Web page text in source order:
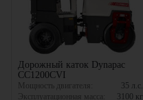
Дорожный каток Dynapac
CC1200CVI
Мощность двигателя: 35 л.с.
Эксплуатационная масса:
3100 кг